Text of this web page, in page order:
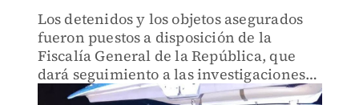
Los detenidos y los objetos asegurados
fueron puestos a disposición de la
Fiscalía General de la República, que
dará seguimiento a las investigaciones
del caso